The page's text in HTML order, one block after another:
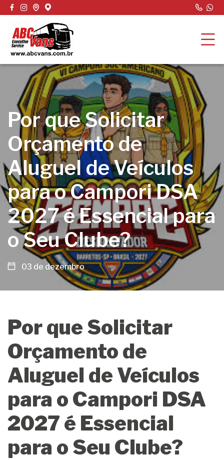
Por que Solicitar
Orçamento de
Aluguel de Veículos
para o Campori DSA
2027 é Essencial para
o Seu Clube?
03 de dezembro
Por que Solicitar
Orçamento de
Aluguel de Veículos
para o Campori DSA
2027 é Essencial
para o Seu Clube?